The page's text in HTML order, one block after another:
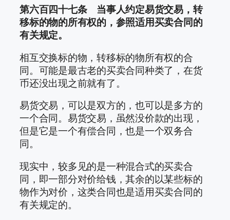
第六百四十七条 当事人约定易货交易，转
移标的物的所有权的，参照适用买卖合同的
有关规定。
相互交换标的物，转移标的物所有权的合
同。可能是最古老的买卖合同种类了，在货
币还没出现之前就有了。
易货交易，可以是双方的，也可以是多方的
一个合同。易货交易，虽然没价款的出现，
但是它是一个有偿合同，也是一个双务合
同。
现实中，较多见的是一种混合式的买卖合
同，即一部分对价给钱，其余的以某些标的
物作为对价，这类合同也是适用买卖合同的
有关规定的。